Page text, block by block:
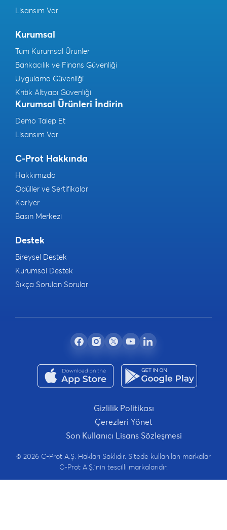
Lisansım Var
Kurumsal
Tüm Kurumsal Ürünler
Bankacılık ve Finans Güvenliği
Uygulama Güvenliği
Kritik Altyapı Güvenliği
Kurumsal Ürünleri İndirin
Demo Talep Et
Lisansım Var
C-Prot Hakkında
Hakkımızda
Ödüller ve Sertifikalar
Kariyer
Basın Merkezi
Destek
Bireysel Destek
Kurumsal Destek
Sıkça Sorulan Sorular
Gizlilik Politikası
Çerezleri Yönet
Son Kullanıcı Lisans Sözleşmesi
© 2026 C-Prot A.Ş. Hakları Saklıdır. Sitede kullanılan markalar
C-Prot A.Ş.'nin tescilli markalarıdır.